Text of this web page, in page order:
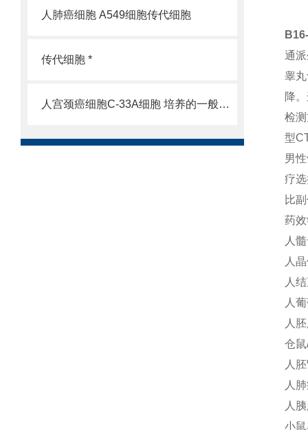
人肺癌细胞 A549细胞传代细胞
传代细胞 *
人宫颈癌细胞C-33A细胞 培养的一般过程
通
睾
降
检
型
男
疗
比
药
人
人
人
人
人
仓
人
人
人
小